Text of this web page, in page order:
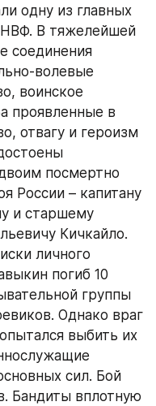
одну из главных
НВФ. В тяжелейшей
соединения
волевые
воинское
проявленные в
отвагу и героизм
посмертно
России – капитану
и старшему
Кичкайло.
личного
погиб 10
группы
Однако враг
выбить их
сил. Бой
Бандиты вплотную